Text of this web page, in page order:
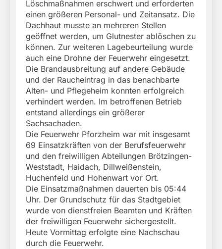
Löschmaßnahmen erschwert und erforderten
einen größeren Personal- und Zeitansatz. Die
Dachhaut musste an mehreren Stellen
geöffnet werden, um Glutnester ablöschen zu
können. Zur weiteren Lagebeurteilung wurde
auch eine Drohne der Feuerwehr eingesetzt.
Die Brandausbreitung auf andere Gebäude
und der Raucheintrag in das benachbarte
Alten- und Pflegeheim konnten erfolgreich
verhindert werden. Im betroffenen Betrieb
entstand allerdings ein größerer
Sachsachaden.
Die Feuerwehr Pforzheim war mit insgesamt
69 Einsatzkräften von der Berufsfeuerwehr
und den freiwilligen Abteilungen Brötzingen-
Weststadt, Haidach, Dillweißenstein,
Huchenfeld und Hohenwart vor Ort.
Die Einsatzmaßnahmen dauerten bis 05:44
Uhr. Der Grundschutz für das Stadtgebiet
wurde von dienstfreien Beamten und Kräften
der freiwilligen Feuerwehr sichergestellt.
Heute Vormittag erfolgte eine Nachschau
durch die Feuerwehr.